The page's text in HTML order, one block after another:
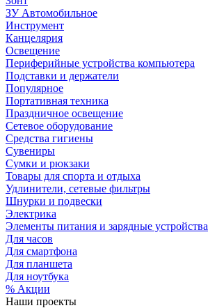
ЗУ Автомобильное
Инструмент
Канцелярия
Освещение
Периферийные устройства компьютера
Подставки и держатели
Популярное
Портативная техника
Праздничное освещение
Сетевое оборудование
Средства гигиены
Сувениры
Сумки и рюкзаки
Товары для спорта и отдыха
Удлинители, сетевые фильтры
Шнурки и подвески
Электрика
Элементы питания и зарядные устройства
Для часов
Для смартфона
Для планшета
Для ноутбука
% Акции
Наши проекты